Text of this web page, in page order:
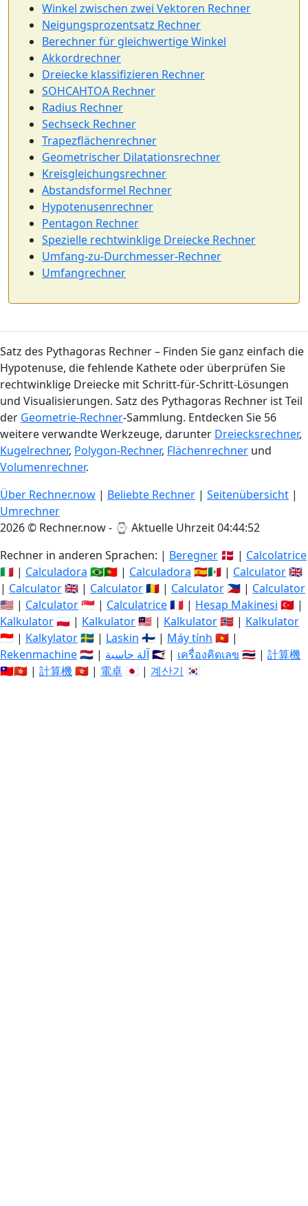
Winkel zwischen zwei Vektoren Rechner
Neigungsprozentsatz Rechner
Berechner für gleichwertige Winkel
Akkordrechner
Dreiecke klassifizieren Rechner
SOHCAHTOA Rechner
Radius Rechner
Sechseck Rechner
Trapezflächenrechner
Geometrischer Dilatationsrechner
Kreisgleichungsrechner
Abstandsformel Rechner
Hypotenusenrechner
Pentagon Rechner
Spezielle rechtwinklige Dreiecke Rechner
Umfang-zu-Durchmesser-Rechner
Umfangrechner
Satz des Pythagoras Rechner – Finden Sie ganz einfach die
Hypotenuse, die fehlende Kathete oder überprüfen Sie
rechtwinklige Dreiecke mit Schritt-für-Schritt-Lösungen
und Visualisierungen. Satz des Pythagoras Rechner ist Teil
der Geometrie-Rechner-Sammlung. Entdecken Sie 56
weitere verwandte Werkzeuge, darunter Dreiecksrechner,
Kugelrechner, Polygon-Rechner, Flächenrechner und
Volumenrechner.
Über Rechner.now | Beliebte Rechner | Seitenübersicht |
Umrechner
2026 © Rechner.now - ⌚ Aktuelle Uhrzeit 04:44:53
Rechner in anderen Sprachen: | Beregner 🇩🇰 | Calcolatrice
🇮🇹 | Calculadora 🇧🇷🇵🇹 | Calculadora 🇪🇸🇲🇽 | Calculator🇬🇧
| Calculator🇬🇧 | Calculator🇷🇴 | Calculator 🇵🇭 | Calculator
🇺🇸 | Calculator🇸🇬 | Calculatrice🇫🇷 | Hesap Makinesi 🇹🇷 |
Kalkulator🇵🇱 | Kalkulator🇲🇾 | Kalkulator🇳🇴 | Kalkulator
🇮🇩 | Kalkylator🇸🇪 | Laskin 🇫🇮 | Máy tính 🇻🇳 |
Rekenmachine🇳🇱 | آلة حاسبة🇸🇦 | เครื่องคิดเลข 🇹🇭 | 計算機
🇹🇼🇭🇰 | 計算機🇭🇰 | 電卓 🇯🇵 | 계산기 🇰🇷